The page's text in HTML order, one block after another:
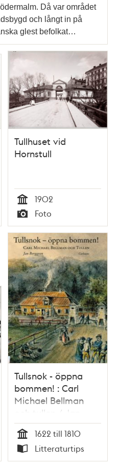
Då var området
och långt in på
glest befolkat…
Tullhuset vid
Hornstull
Tid
1902
Typ
Foto
Tullsnok - öppna
bommen! : Carl
Michael Bellman
och tullen / Jan
Berggren
Tid
1622 till 1810
Typ
Litteraturtips